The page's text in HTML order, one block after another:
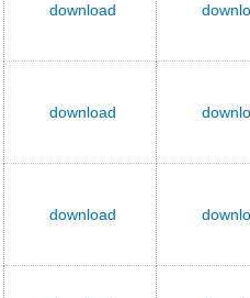
download
download
download